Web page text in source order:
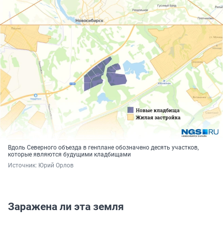
Вдоль Северного объезда в генплане обозначено десять участков,
которые являются будущими кладбищами
Источник: Юрий Орлов
Заражена ли эта земля